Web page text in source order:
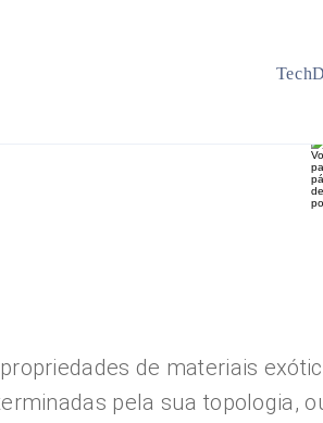
de materiais
pela sua topologia,